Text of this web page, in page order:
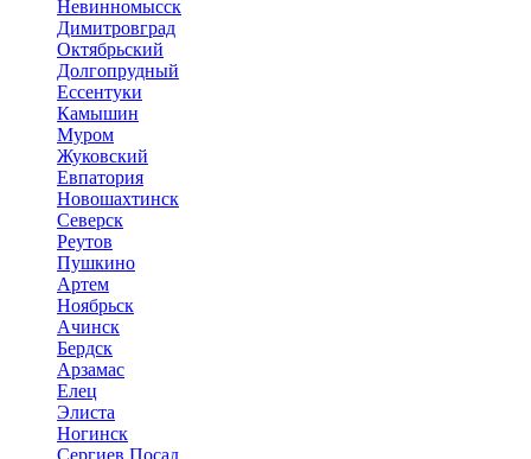
Невинномысск
Димитровград
Октябрьский
Долгопрудный
Ессентуки
Камышин
Муром
Жуковский
Евпатория
Новошахтинск
Северск
Реутов
Пушкино
Артем
Ноябрьск
Ачинск
Бердск
Арзамас
Елец
Элиста
Ногинск
Сергиев Посад